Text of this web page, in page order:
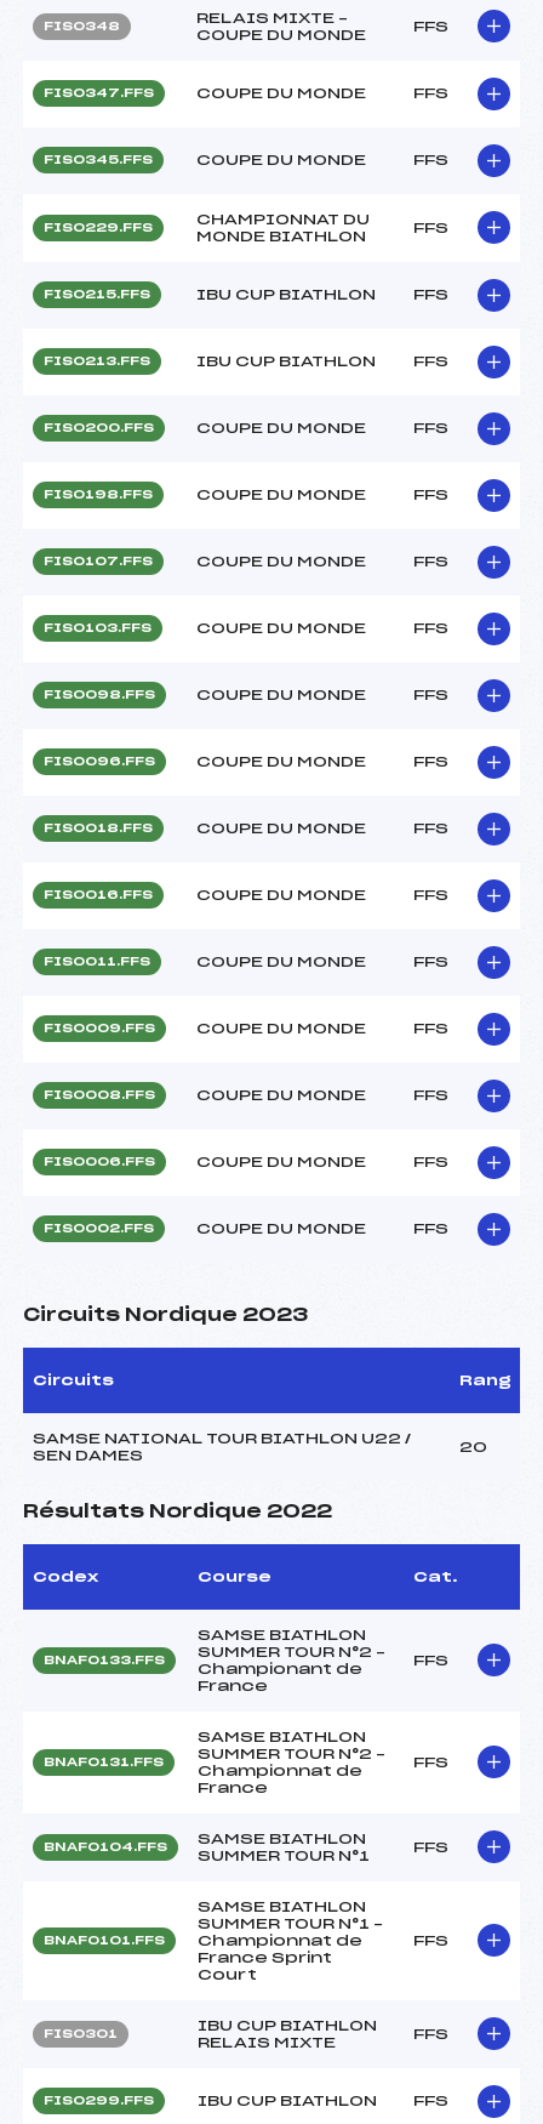
FIS0348
RELAIS MIXTE –
COUPE DU MONDE
FFS
FIS0347.FFS COUPE DU MONDE FFS
FIS0345.FFS COUPE DU MONDE FFS
FIS0229.FFS
CHAMPIONNAT DU
MONDE BIATHLON
FFS
FIS0215.FFS IBU CUP BIATHLON FFS
FIS0213.FFS IBU CUP BIATHLON FFS
FIS0200.FFS COUPE DU MONDE FFS
FIS0198.FFS COUPE DU MONDE FFS
FIS0107.FFS COUPE DU MONDE FFS
FIS0103.FFS COUPE DU MONDE FFS
FIS0098.FFS COUPE DU MONDE FFS
FIS0096.FFS COUPE DU MONDE FFS
FIS0018.FFS COUPE DU MONDE FFS
FIS0016.FFS COUPE DU MONDE FFS
FIS0011.FFS COUPE DU MONDE FFS
FIS0009.FFS COUPE DU MONDE FFS
FIS0008.FFS COUPE DU MONDE FFS
FIS0006.FFS COUPE DU MONDE FFS
FIS0002.FFS COUPE DU MONDE FFS
Circuits Nordique 2023
Circuits Rang
SAMSE NATIONAL TOUR BIATHLON U22 /
SEN DAMES
20
Résultats Nordique 2022
Codex Course Cat.
BNAF0133.FFS
SAMSE BIATHLON
SUMMER TOUR N°2 –
Championant de
France
FFS
BNAF0131.FFS
SAMSE BIATHLON
SUMMER TOUR N°2 –
Championnat de
France
FFS
BNAF0104.FFS
SAMSE BIATHLON
SUMMER TOUR N°1
FFS
BNAF0101.FFS
SAMSE BIATHLON
SUMMER TOUR N°1 –
Championnat de
France Sprint
Court
FFS
FIS0301
IBU CUP BIATHLON
RELAIS MIXTE
FFS
FIS0299.FFS IBU CUP BIATHLON FFS